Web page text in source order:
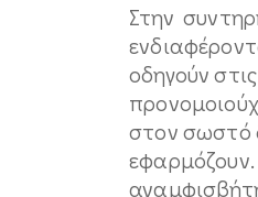
Στην
οδηγούν
στον σωστό